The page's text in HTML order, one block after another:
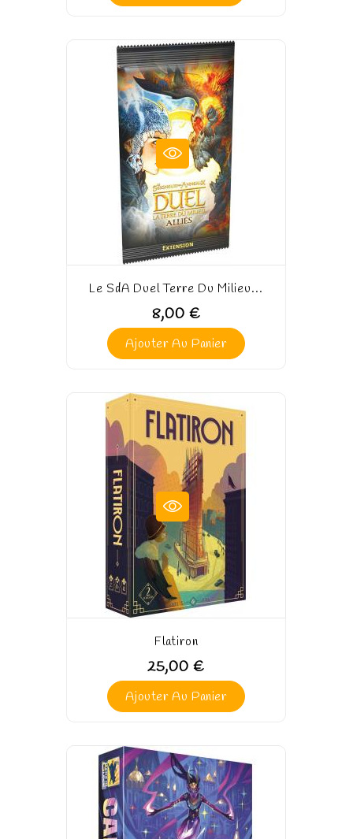
Le SdA Duel Terre Du Milieu...
8,00 €
Ajouter Au Panier
Flatiron
25,00 €
Ajouter Au Panier